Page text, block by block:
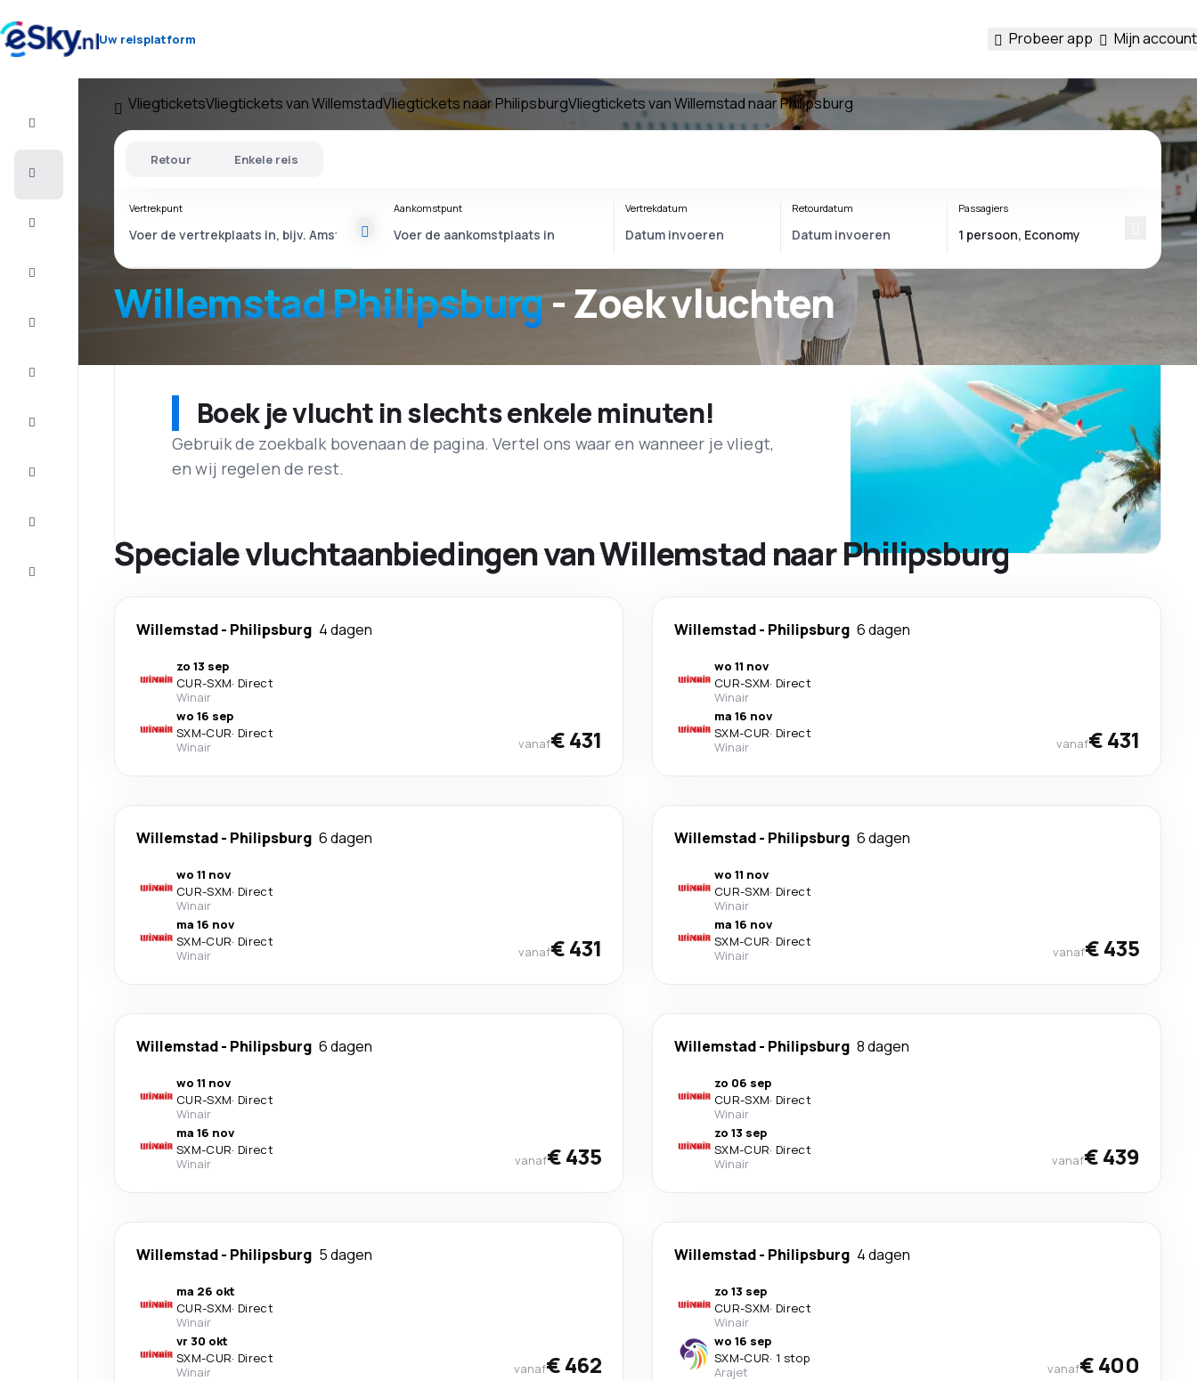
Uw reisplatform Probeer app Mijn account
VliegticketsVliegtickets van WillemstadVliegtickets naar PhilipsburgVliegtickets van Willemstad naar Philipsburg
Willemstad Philipsburg- Zoek vluchten
Retour Enkele reis
Vertrekpunt Aankomstpunt Vertrekdatum Retourdatum Passagiers
Boek je vlucht in slechts enkele minuten!
Gebruik de zoekbalk bovenaan de pagina. Vertel ons waar en wanneer je vliegt,
en wij regelen de rest.
Speciale vluchtaanbiedingen van Willemstad naar Philipsburg
Willemstad- Philipsburg 4 dagen
zo 13 sep
CUR-SXM· Direct
Winair
wo 16 sep
SXM-CUR· Direct
Winair
vanaf€ 431
Willemstad- Philipsburg 6 dagen
wo 11 nov
CUR-SXM· Direct
Winair
ma 16 nov
SXM-CUR· Direct
Winair
vanaf€ 431
Willemstad- Philipsburg 6 dagen
wo 11 nov
CUR-SXM· Direct
Winair
ma 16 nov
SXM-CUR· Direct
Winair
vanaf€ 431
Willemstad- Philipsburg 6 dagen
wo 11 nov
CUR-SXM· Direct
Winair
ma 16 nov
SXM-CUR· Direct
Winair
vanaf€ 435
Willemstad- Philipsburg 6 dagen
wo 11 nov
CUR-SXM· Direct
Winair
ma 16 nov
SXM-CUR· Direct
Winair
vanaf€ 435
Willemstad- Philipsburg 8 dagen
zo 06 sep
CUR-SXM· Direct
Winair
zo 13 sep
SXM-CUR· Direct
Winair
vanaf€ 439
Willemstad- Philipsburg 5 dagen
ma 26 okt
CUR-SXM· Direct
Winair
vr 30 okt
SXM-CUR· Direct
Winair
vanaf€ 462
Willemstad- Philipsburg 4 dagen
zo 13 sep
CUR-SXM· Direct
Winair
wo 16 sep
SXM-CUR· 1 stop
Arajet
vanaf€ 400